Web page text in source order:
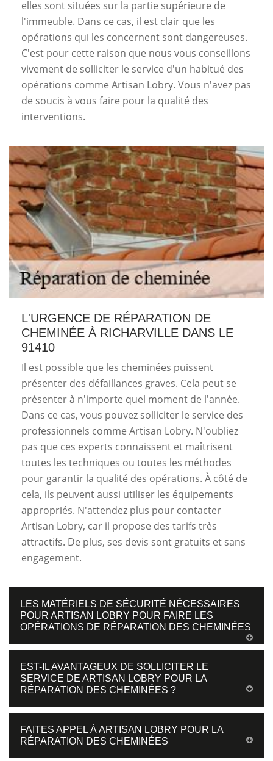
elles sont situées sur la partie supérieure de
l'immeuble. Dans ce cas, il est clair que les
opérations qui les concernent sont dangereuses.
C'est pour cette raison que nous vous conseillons
vivement de solliciter le service d'un habitué des
opérations comme Artisan Lobry. Vous n'avez pas
de soucis à vous faire pour la qualité des
interventions.
L'URGENCE DE RÉPARATION DE
CHEMINÉE À RICHARVILLE DANS LE
91410
Il est possible que les cheminées puissent
présenter des défaillances graves. Cela peut se
présenter à n'importe quel moment de l'année.
Dans ce cas, vous pouvez solliciter le service des
professionnels comme Artisan Lobry. N'oubliez
pas que ces experts connaissent et maîtrisent
toutes les techniques ou toutes les méthodes
pour garantir la qualité des opérations. À côté de
cela, ils peuvent aussi utiliser les équipements
appropriés. N'attendez plus pour contacter
Artisan Lobry, car il propose des tarifs très
attractifs. De plus, ses devis sont gratuits et sans
engagement.
LES MATÉRIELS DE SÉCURITÉ NÉCESSAIRES
POUR ARTISAN LOBRY POUR FAIRE LES
OPÉRATIONS DE RÉPARATION DES CHEMINÉES
EST-IL AVANTAGEUX DE SOLLICITER LE
SERVICE DE ARTISAN LOBRY POUR LA
RÉPARATION DES CHEMINÉES ?
FAITES APPEL À ARTISAN LOBRY POUR LA
RÉPARATION DES CHEMINÉES